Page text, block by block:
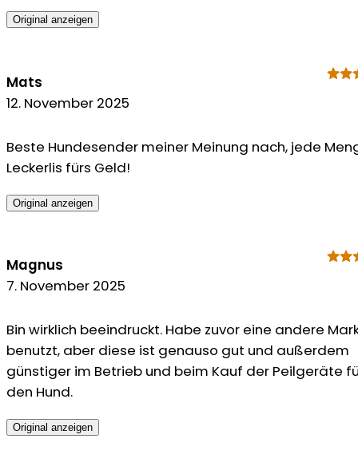
Original anzeigen
Mats
12. November 2025
Beste Hundesender meiner Meinung nach, jede
Leckerlis fürs Geld!
Original anzeigen
Magnus
7. November 2025
Bin wirklich beeindruckt. Habe zuvor eine andere
benutzt, aber diese ist genauso gut und außerdem
günstiger im Betrieb und beim Kauf der Peilgeräte
den Hund.
Original anzeigen